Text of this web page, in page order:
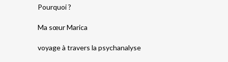
Pourquoi ?
Ma sœur Marica
voyage à travers la psychanalyse